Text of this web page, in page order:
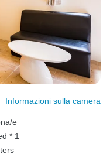
Informazioni sulla camera
e
* 1